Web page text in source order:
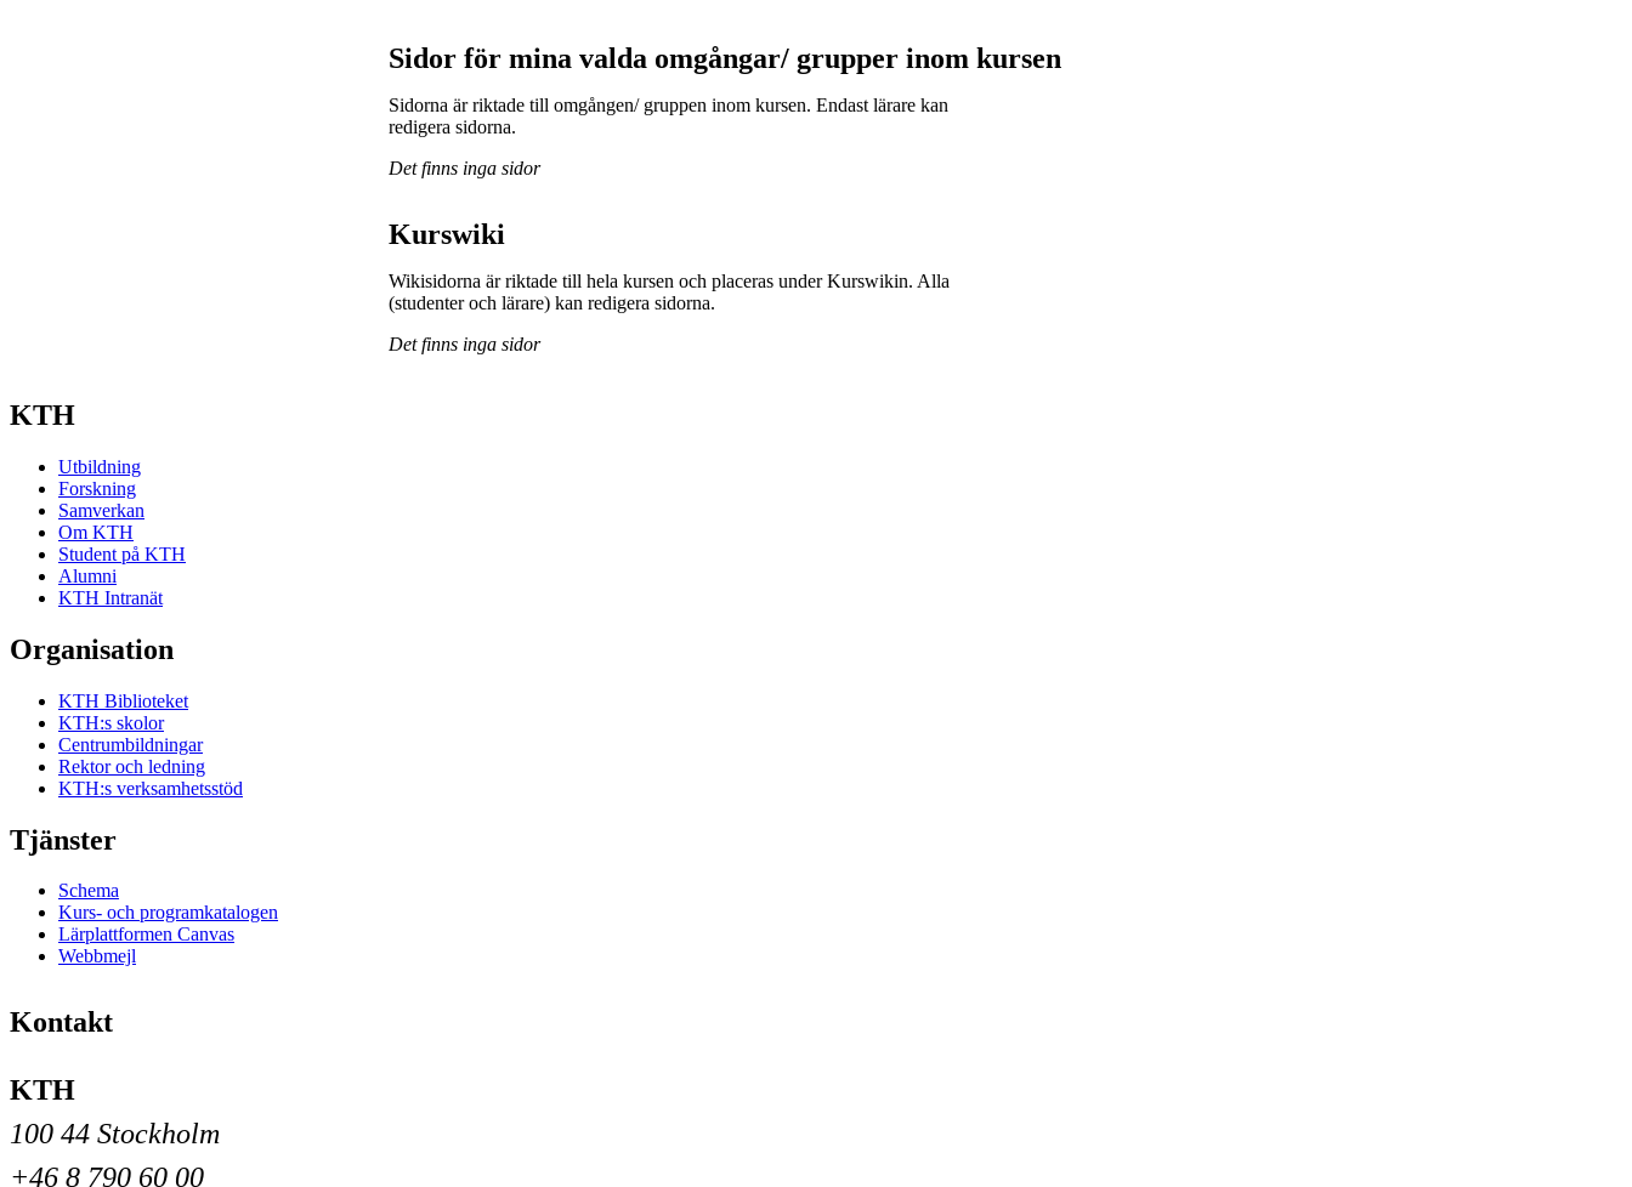
Sidor för mina valda omgångar/ grupper inom kursen
Sidorna är riktade till omgången/ gruppen inom kursen. Endast lärare kan
redigera sidorna.
Det finns inga sidor
Kurswiki
Wikisidorna är riktade till hela kursen och placeras under Kurswikin. Alla
(studenter och lärare) kan redigera sidorna.
Det finns inga sidor
KTH
Utbildning
Forskning
Samverkan
Om KTH
Student på KTH
Alumni
KTH Intranät
Organisation
KTH Biblioteket
KTH:s skolor
Centrumbildningar
Rektor och ledning
KTH:s verksamhetsstöd
Tjänster
Schema
Kurs- och programkatalogen
Lärplattformen Canvas
Webbmejl
Kontakt
KTH
100 44 Stockholm
+46 8 790 60 00